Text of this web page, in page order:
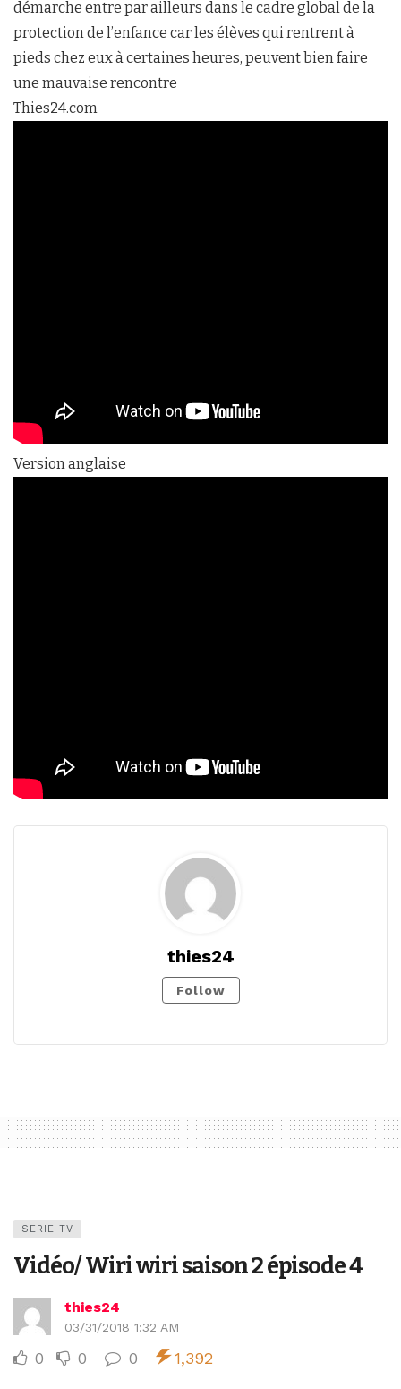
démarche entre par ailleurs dans le cadre global de la
protection de l’enfance car les élèves qui rentrent à
pieds chez eux à certaines heures, peuvent bien faire
une mauvaise rencontre
Thies24.com
Version anglaise
thies24
Follow
SERIE TV
Vidéo/ Wiri wiri saison 2 épisode 4
thies24
03/31/2018 1:32 AM
0 0 0 1,392